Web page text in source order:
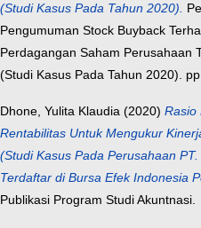
(Studi Kasus Pada Tahun 2020).
Pengumuman Stock Buyback
Perdagangan Saham Perusahaan
(Studi Kasus Pada Tahun 2020).
Dhone, Yulita Klaudia (2020) Rasio
Rentabilitas Untuk Mengukur
(Studi Kasus Pada Perusahaan
Terdaftar di Bursa Efek Indonesia
Publikasi Program Studi Akuntnasi.